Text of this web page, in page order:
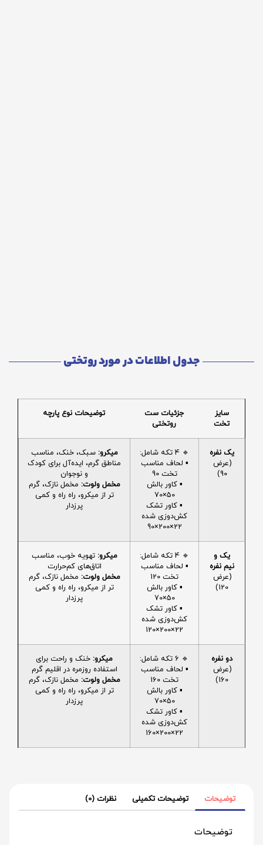
جدول اطلاعات در مورد روتختی
سایز
تخت
جزئیات ست
روتختی
توضیحات نوع پارچه
یک نفره
(عرض
90)
🔹 4 تکه شامل:
▪️ لحاف مناسب
تخت 90
▪️ کاور بالش
50×70
▪️ کاور تشک
کش‌دوزی شده
22×200×90
میکرو: سبک، خنک، مناسب
مناطق گرم، ایده‌آل برای کودک
و نوجوان
مخمل ولوت: مخمل نازک، گرم
تر از میکرو، راه راه و کمی
پرزدار
یک و
نیم نفره
(عرض
120)
🔹 4 تکه شامل:
▪️ لحاف مناسب
تخت 120
▪️ کاور بالش
50×70
▪️ کاور تشک
کش‌دوزی شده
22×200×120
میکرو: تهویه خوب، مناسب
اتاق‌های کم‌حرارت
مخمل ولوت: مخمل نازک، گرم
تر از میکرو، راه راه و کمی
پرزدار
دو نفره
(عرض
160)
🔹 6 تکه شامل:
▪️ لحاف مناسب
تخت 160
▪️ کاور بالش
50×70
▪️ کاور تشک
کش‌دوزی شده
22×200×160
میکرو: خنک و راحت برای
استفاده روزمره در اقلیم گرم
مخمل ولوت: مخمل نازک، گرم
تر از میکرو، راه راه و کمی
پرزدار
توضیحات توضیحات تکمیلی نظرات (0)
توضیحات